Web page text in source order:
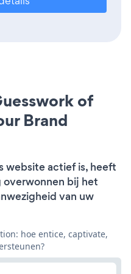
of
Brand
website actief is, heeft
bij het
van uw
hoe entice, captivate,